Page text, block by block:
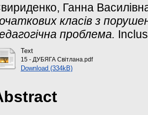
Ганна
класів з
проблема.
Text
15 - ДУБЯГА Світлана.pdf
Download (334kB)